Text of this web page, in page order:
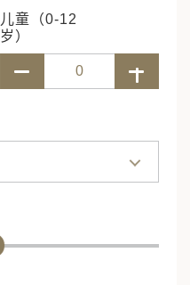
儿童（0-12
岁）